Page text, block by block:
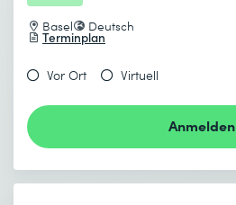
Basel Deutsch
Terminplan
Vor Ort Virtuell
Anmelden